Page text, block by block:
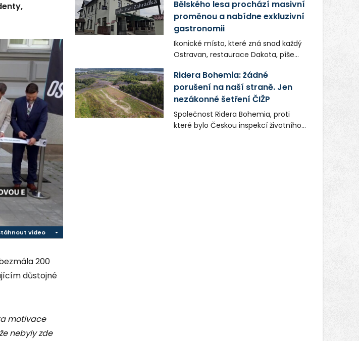
video
200
důstojné
motivace
nebyly zde
Bělského lesa prochází masivní
proměnou a nabídne exkluzivní
gastronomii
Ikonické místo, které zná snad každý
Ostravan, restaurace Dakota, píše
společnost Dang Investment Group
s.r.o. investuje do projektu přes 50
milionů korun. Cílem je přinést
Ostravě dva špičkové gastronomické
koncepty, které v regionu dosud
chyběly, luxusní středomořskou
Ridera Bohemia: žádné
porušení na naší straně. Jen
nezákonné šetření ČIŽP
Společnost Ridera Bohemia, proti
které bylo Českou inspekcí životního